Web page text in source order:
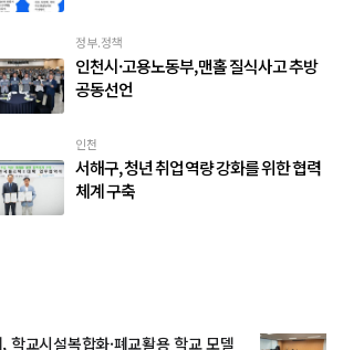
정부.정책
인천시·고용노동부, 맨홀 질식사고 추방
공동선언
인천
서해구, 청년 취업 역량 강화를 위한 협력
체계 구축
학교시설복합화·폐교활용 학교 모델